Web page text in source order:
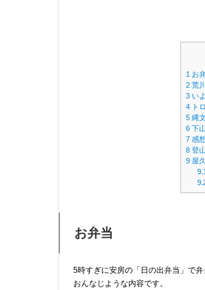
1 お
2 荒
3 い
4 ト
5 縄
6 下
7 感
8 登
9 屋
お弁当
5時すぎに安房の「日の出弁当」で
おんなじような内容です。